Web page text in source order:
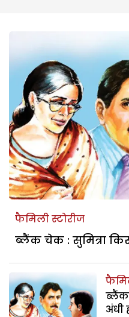
फैमिली स्टोरीज
ब्लैंक चेक : सुमित्रा
ब्लैंक
अंधी